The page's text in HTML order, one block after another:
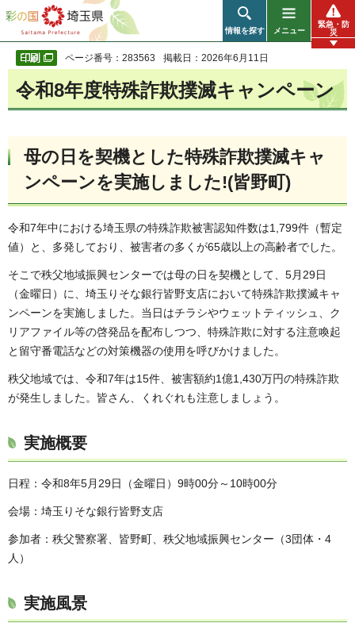
彩の国 埼玉県
情報を探す メニュー
緊急・防
災
ページ番号：283563 掲載日：2026年6月11日
令和8年度特殊詐欺撲滅キャンペーン
母の日を契機とした特殊詐欺撲滅キャ
ンペーンを実施しました!(皆野町)
令和7年中における埼玉県の特殊詐欺被害認知件数は1,799件（暫定
値）と、多発しており、被害者の多くが65歳以上の高齢者でした。
そこで秩父地域振興センターでは母の日を契機として、5月29日
（金曜日）に、埼玉りそな銀行皆野支店において特殊詐欺撲滅キャ
ンペーンを実施しました。当日はチラシやウェットティッシュ、ク
リアファイル等の啓発品を配布しつつ、特殊詐欺に対する注意喚起
と留守番電話などの対策機器の使用を呼びかけました。
秩父地域では、令和7年は15件、被害額約1億1,430万円の特殊詐欺
が発生しました。皆さん、くれぐれも注意しましょう。
実施概要
日程：令和8年5月29日（金曜日）9時00分～10時00分
会場：埼玉りそな銀行皆野支店
参加者：秩父警察署、皆野町、秩父地域振興センター（3団体・4
人）
実施風景